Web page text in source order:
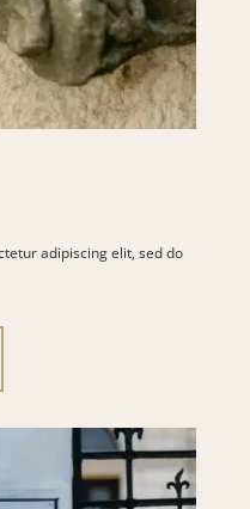
adipiscing elit, sed do